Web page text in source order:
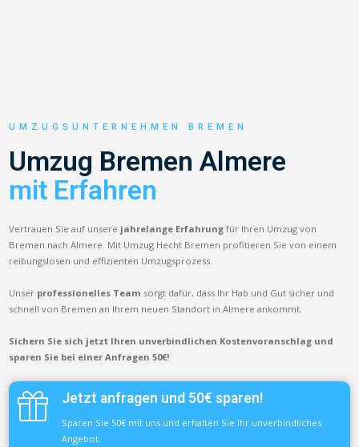
UMZUGSUNTERNEHMEN BREMEN
Umzug Bremen Almere
mit Erfahren
Vertrauen Sie auf unsere jahrelange Erfahrung für Ihren Umzug von
Bremen nach Almere. Mit Umzug Hecht Bremen profitieren Sie von einem
reibungslosen und effizienten Umzugsprozess.
Unser professionelles Team sorgt dafür, dass Ihr Hab und Gut sicher und
schnell von Bremen an Ihrem neuen Standort in Almere ankommt.
Sichern Sie sich jetzt Ihren unverbindlichen Kostenvoranschlag und
sparen Sie bei einer Anfragen 50€!
Jetzt anfragen und 50€ sparen!
Sparen Sie 50€ mit uns und erhalten Sie Ihr unverbindliches
Angebot.